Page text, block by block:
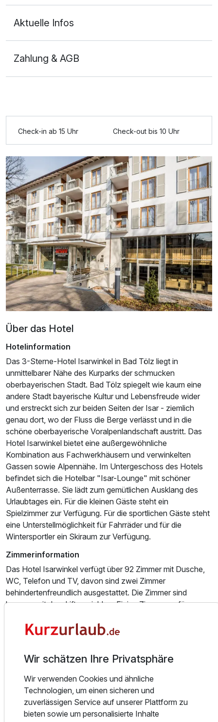
Für 4 Tage p.P. ab245,00 €
Doppelzimmer Superior
2 Erwachsene und 1 Kind
Ausstattung
Für 4 Tage p.P. ab245,00 €
Einzelzimmer Komfort
1 Erwachsenen
Ausstattung
Für 4 Tage p.P. ab
Aktuelle Infos
Zahlung & AGB
Check-in ab 15 Uhr Check-out bis 10 Uhr
Über das Hotel
Hotelinformation
Das 3-Sterne-Hotel Isarwinkel in Bad Tölz liegt in
unmittelbarer Nähe des Kurparks der schmucken
oberbayerischen Stadt. Bad Tölz spiegelt wie kaum eine
andere Stadt bayerische Kultur und Lebensfreude wider
und erstreckt sich zur beiden Seiten der Isar - ziemlich
genau dort, wo der Fluss die Berge verlässt und in die
schöne oberbayerische Voralpenlandschaft austritt. Das
Hotel Isarwinkel bietet eine außergewöhnliche
Kombination aus Fachwerkhäusern und verwinkelten
Gassen sowie Alpennähe. Im Untergeschoss des Hotels
befindet sich die Hotelbar "Isar-Lounge" mit schöner
Außenterrasse. Sie lädt zum gemütlichen Ausklang des
Urlaubtages ein. Für die kleinen Gäste steht ein
Spielzimmer zur Verfügung. Für die sportlichen Gäste steht
eine Unterstellmöglichkeit für Fahrräder und für die
Wintersportler ein Skiraum zur Verfügung.
Zimmerinformation
Das Hotel Isarwinkel verfügt über 92 Zimmer mit Dusche,
WC, Telefon und TV, davon sind zwei Zimmer
behindertenfreundlich ausgestattet. Die Zimmer sind
bequem mit dem Lift erreichbar. Einige Zimmer verfügen
Kindern besonders geeignet.
Das Kulinarische kommt hier natürlich nicht zu kurz!
und abwechslungsreichen Büfett mit duftenden Brötchen
und Kaffeespezialitäten. Für den Hunger am Nachmittag
verwöhnt Sie das Restaurant-Team beispielsweise im
typisch bayrischen Biergarten mit Kaffee und Kuchen. Im
Wir schätzen Ihre Privatsphäre
Wir verwenden Cookies und ähnliche
Technologien, um einen sicheren und
zuverlässigen Service auf unserer Plattform zu
bieten sowie um personalisierte Inhalte